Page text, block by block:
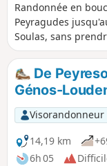
Randonnée en
Peyragudes
Soulas, sans
Magnifiques points
côté Agudes et
De
Génos-
Visorandonneur
14,19 km
6h 05